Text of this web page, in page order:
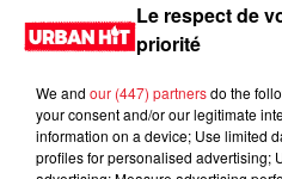
Le respect de
priorité
We and our (447) partnersdo the
your consent and/or our legitimate
information on a device; Use limited
profiles for personalised advertising;